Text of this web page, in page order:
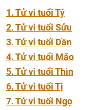
1. Tử vi tuổi Tý
2. Tử vi tuổi Sửu
3. Tử vi tuổi Dần
4. Tử vi tuổi Mão
5. Tử vi tuổi Thìn
6. Tử vi tuổi Tị
7. Tử vi tuổi Ngọ